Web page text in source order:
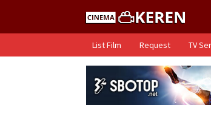
content
List Film Request TV